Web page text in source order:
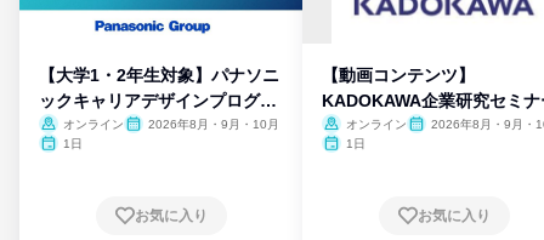
【大学1・2年生対象】パナソニ
ックキャリアデザインプログラ
ム
オンライン
2026年8月・9月・10月
1日
お気に入り
【動画コンテンツ】
KADOKAWA企業研究セミナ
オンライン
2026年8月・9月・
1日
お気に入り